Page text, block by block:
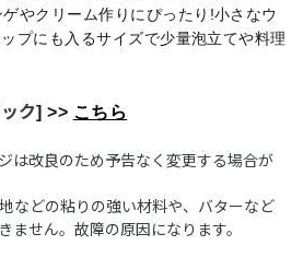
やクリーム作りにぴったり!小さなウ
プにも入るサイズで少量泡立てや料理
ク] >> こちら
は改良のため予告なく変更する場合が
などの粘りの強い材料や、バターなど
ません。故障の原因になります。